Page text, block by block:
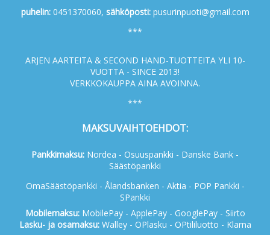
puhelin:0451370060, sähköposti:pusurinpuoti@gmail.com
***
ARJEN AARTEITA & SECOND HAND-TUOTTEITA YLI 10-
VUOTTA - SINCE 2013!
VERKKOKAUPPA AINA AVOINNA.
***
MAKSUVAIHTOEHDOT:
Pankkimaksu: Nordea - Osuuspankki - Danske Bank -
Säästöpankki
OmaSäästöpankki - Ålandsbanken - Aktia - POP Pankki -
SPankki
Mobilemaksu:MobilePay - ApplePay - GooglePay - Siirto
Lasku- ja osamaksu:Walley - OPlasku - OPtililuotto - Klarna